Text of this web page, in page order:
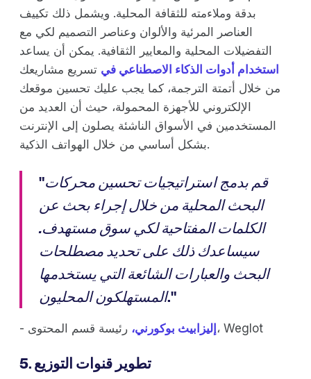
بدقة وملاءمته للثقافة المحلية. ويشمل ذلك تكييف
العناصر المرئية والألوان وعناصر التصميم لكي مع
التفضيلات المحلية والمعايير الثقافية. يمكن أن يساعد
استخدام أدوات الذكاء الاصطناعي في تسريع مشاريعك
من خلال أتمتة الترجمة، كما يجب عليك تحسين موقعك
الإلكتروني للأجهزة المحمولة، حيث أن العديد من
المستخدمين في الأسواق الناشئة يصلون إلى الإنترنت
بشكل أساسي من خلال الهواتف الذكية.
"قم بدمج استراتيجيات تحسين محركات
البحث المحلية من خلال إجراء بحث عن
الكلمات المفتاحية لكي سوق مستهدف.
سيساعدك ذلك على تحديد مصطلحات
البحث والعبارات الشائعة التي يستخدمها
المستهلكون المحليون."
- إليزابيث بوكورني،رئيسة قسم المحتوى، Weglot
5. تطوير قنوات التوزيع